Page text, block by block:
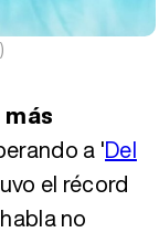
a 'Del
el récord
no